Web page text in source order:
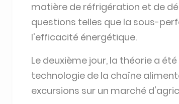
matière de réfrigération et de
questions telles que la sous-
l'efficacité énergétique.
Le deuxième jour, la théorie a
technologie de la chaîne
excursions sur un marché